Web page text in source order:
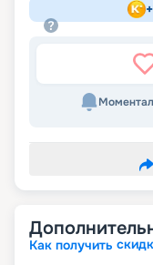
+
Как получить